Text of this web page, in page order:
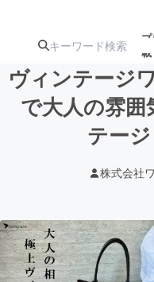
注目のリ 注目の
テクノロジー
ヴィンテージ
で大人の雰
テージ
株式会社